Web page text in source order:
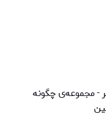
- مجموعه‌ی چگونه